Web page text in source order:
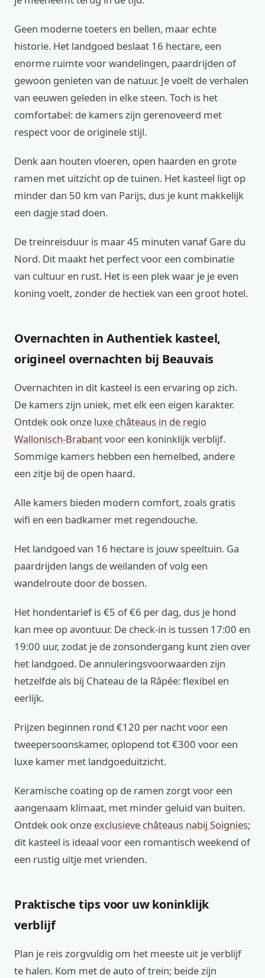
Geen moderne toeters en bellen, maar echte
historie. Het landgoed beslaat 16 hectare, een
enorme ruimte voor wandelingen, paardrijden of
gewoon genieten van de natuur. Je voelt de verhalen
van eeuwen geleden in elke steen. Toch is het
comfortabel: de kamers zijn gerenoveerd met
respect voor de originele stijl.
Denk aan houten vloeren, open haarden en grote
ramen met uitzicht op de tuinen. Het kasteel ligt op
minder dan 50 km van Parijs, dus je kunt makkelijk
een dagje stad doen.
De treinreisduur is maar 45 minuten vanaf Gare du
Nord. Dit maakt het perfect voor een combinatie
van cultuur en rust. Het is een plek waar je je even
koning voelt, zonder de hectiek van een groot hotel.
Overnachten in Authentiek kasteel,
origineel overnachten bij Beauvais
Overnachten in dit kasteel is een ervaring op zich.
De kamers zijn uniek, met elk een eigen karakter.
Ontdek ook onze luxe châteaus in de regio
Wallonisch-Brabantvoor een koninklijk verblijf.
Sommige kamers hebben een hemelbed, andere
een zitje bij de open haard.
Alle kamers bieden modern comfort, zoals gratis
wifi en een badkamer met regendouche.
Het landgoed van 16 hectare is jouw speeltuin. Ga
paardrijden langs de weilanden of volg een
wandelroute door de bossen.
Het hondentarief is €5 of €6 per dag, dus je hond
kan mee op avontuur. De check-in is tussen 17:00 en
19:00 uur, zodat je de zonsondergang kunt zien over
het landgoed. De annuleringsvoorwaarden zijn
hetzelfde als bij Chateau de la Râpée: flexibel en
eerlijk.
Prijzen beginnen rond €120 per nacht voor een
tweepersoonskamer, oplopend tot €300 voor een
luxe kamer met landgoeduitzicht.
Keramische coating op de ramen zorgt voor een
aangenaam klimaat, met minder geluid van buiten.
Ontdek ook onze exclusieve châteaus nabij Soignies;
dit kasteel is ideaal voor een romantisch weekend of
een rustig uitje met vrienden.
Praktische tips voor uw koninklijk
verblijf
Plan je reis zorgvuldig om het meeste uit je verblijf
te halen. Kom met de auto of trein; beide zijn